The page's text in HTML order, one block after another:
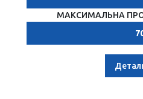
МАКСИМАЛЬНА